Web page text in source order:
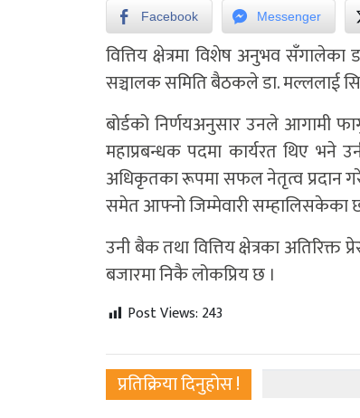
Facebook Messenger
वित्तिय क्षेत्रमा विशेष अनुभव
सञ्चालक समिति बैठकले डा. मल्ललाई
बोर्डको निर्णयअनुसार उनले आगामी
महाप्रबन्धक पदमा कार्यरत थिए भने
अधिकृतका रूपमा सफल नेतृत्व प्रदान
समेत आफ्नो जिम्मेवारी सम्हालिसकेका
उनी बैक तथा वित्तिय क्षेत्रका
बजारमा निकै लोकप्रिय छ ।
Post Views: 243
प्रतिक्रिया दिनुहोस !